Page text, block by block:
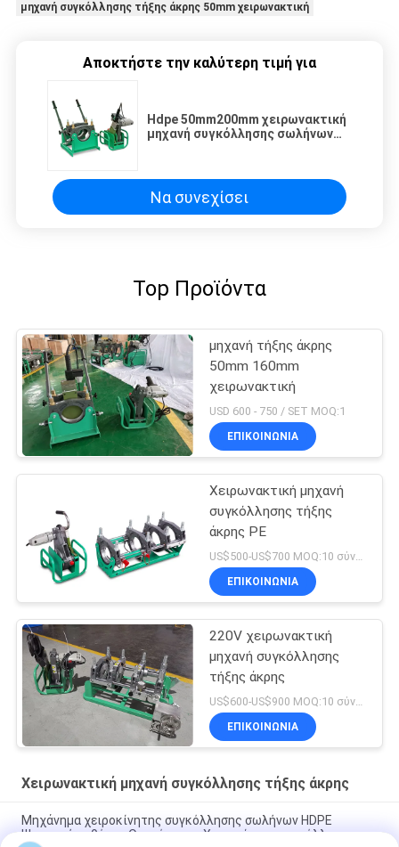
μηχανή συγκόλλησης τήξης άκρης 50mm χειρωνακτική
Αποκτήστε την καλύτερη τιμή για
Hdpe 50mm200mm χειρωνακτική
μηχανή συγκόλλησης σωλήνων
Να συνεχίσει
Top Προϊόντα
μηχανή τήξης άκρης
50mm 160mm
χειρωνακτική
USD 600 - 750 / SET MOQ:1
ΕΠΙΚΟΙΝΩΝΙΑ
Χειρωνακτική μηχανή
συγκόλλησης τήξης
άκρης PE
ΕΠΙΚΟΙΝΩΝΙΑ
220V χειρωνακτική
μηχανή συγκόλλησης
τήξης άκρης
ΕΠΙΚΟΙΝΩΝΙΑ
Χειρωνακτική μηχανή συγκόλλησης τήξης άκρης
Μηχάνημα χειροκίνητης συγκόλλησης σωλήνων HDPE
Ψηφιακής οθόνης Θερμότητας Χειροκίνητη συγκόλληση